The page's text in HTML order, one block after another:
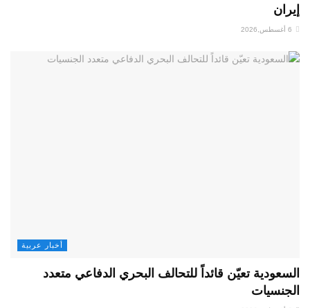
إيران
أخبار عربية
السعودية تعيّن قائداً للتحالف البحري الدفاعي متعدد
الجنسيات